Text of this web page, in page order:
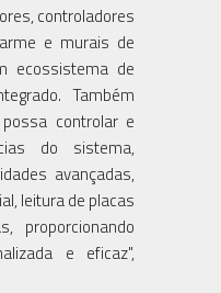
controladores
e murais de
ecossistema de
Também
controlar e
do sistema,
avançadas,
leitura de placas
proporcionando
e eficaz",